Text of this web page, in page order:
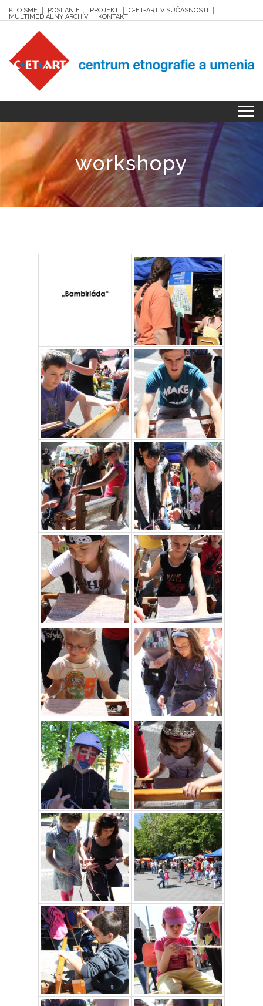
KTO SME POSLANIE PROJEKT
C-ET-ART V SÚČASNOSTI
MULTIMEDIÁLNY ARCHÍV
KONTAKT
workshopy